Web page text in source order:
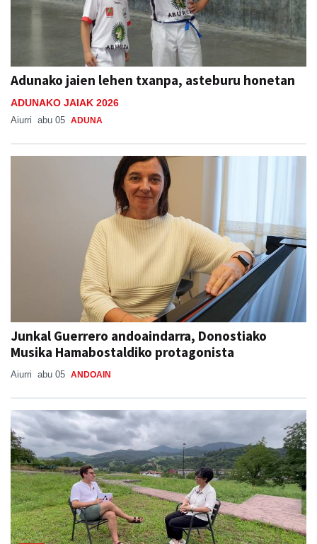
Adunako jaien lehen txanpa, asteburu honetan
ADUNAKO JAIAK 2026
Aiurri abu 05 ADUNA
Junkal Guerrero andoaindarra, Donostiako
Musika Hamabostaldiko protagonista
Aiurri abu 05 ANDOAIN